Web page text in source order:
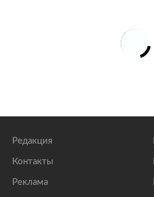
Редакция
Контакты
Реклама